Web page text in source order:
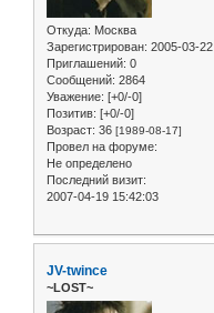
Откуда: Москва
Зарегистрирован: 2005-03-22
Приглашений: 0
Сообщений: 2864
Уважение: [+0/-0]
Позитив: [+0/-0]
Возраст: 36 [1989-08-17]
Провел на форуме:
Не определено
Последний визит:
2007-04-19 15:42:03
JV-twince
~LOST~